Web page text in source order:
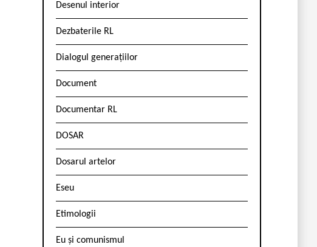
Desenul interior
Dezbaterile RL
Dialogul generațiilor
Document
Documentar RL
DOSAR
Dosarul artelor
Eseu
Etimologii
Eu și comunismul